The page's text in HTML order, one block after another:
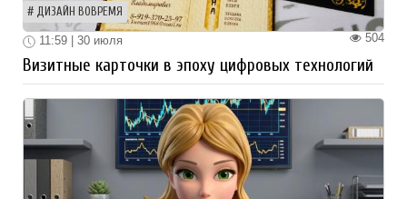
ДИЗАЙН ВОВРЕМЯ
504
11:59 | 30 июля
Визитные карточки в эпоху цифровых технологий